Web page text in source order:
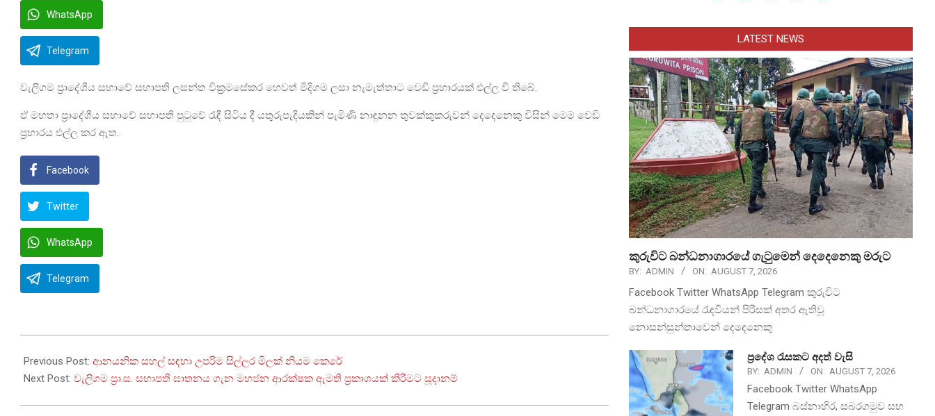
WhatsApp
Telegram
වැලිගම ප්‍රාදේශීය සභාවේ සභාපති ලසන්ත වික්‍රමසේකර හෙවත් මිදිගම ලසා නැමැත්තාට වෙඩි ප්‍රහාරයක් එල්ල වී තිබේ.
ඒ මහතා ප්‍රාදේශීය සභාවේ සභාපති පුටුවේ රැඳී සිටිය දී යතුරුපැදියකින් පැමිණි නාඳුනන තුවක්කුකරුවන් දෙදෙනෙකු විසින් මෙම වෙඩි
ප්‍රහාරය එල්ල කර ඇත.
Facebook
Twitter
WhatsApp
Telegram
10-
22
Previous Post: ආනයනික සහල් සඳහා උපරිම සිල්ලර මිලක් නියම කෙරේ
Next Post: වැලිගම ප්‍රා.ස. සභාපති ඝාතනය ගැන මහජන ආරක්ෂක ඇමති ප්‍රකාශයක් කිරීමට සූදානම්
LATEST NEWS
කුරුවිට බන්ධනාගාරයේ ගැටුමෙන් දෙදෙනෙකු මරුට
BY: ADMIN ON: AUGUST 7, 2026
Facebook Twitter WhatsApp Telegram කුරුවිට
බන්ධනාගාරයේ රැඳවියන් පිරිසක් අතර ඇතිවූ
නොසන්සුන්තාවෙන් දෙදෙනෙකු
ප්‍රදේශ රැසකට අදත් වැසි
BY: ADMIN ON: AUGUST 7, 2026
Facebook Twitter WhatsApp
Telegram බස්නාහිර, සබරගමුව සහ